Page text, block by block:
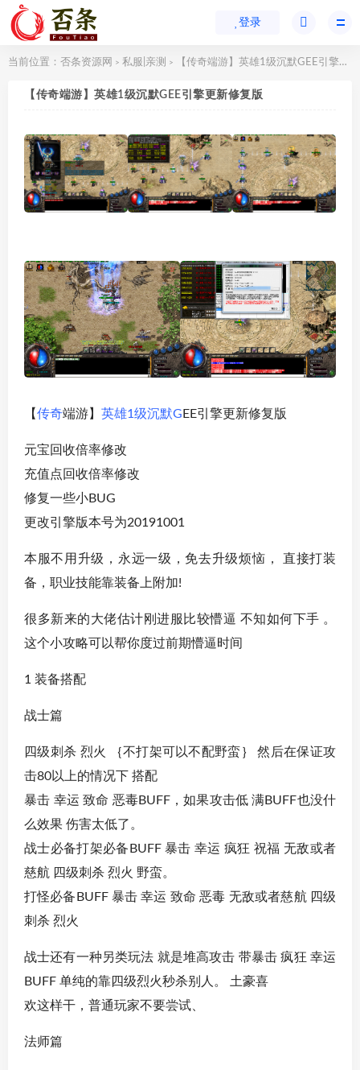
登录
当前位置： 否条资源网 > 私服|亲测 > 【传奇端游】英雄1级沉默GEE引擎更新修复版
【传奇端游】英雄1级沉默GEE引擎更新修复版
【传奇端游】 英雄1级沉默G EE引擎更新修复版
元宝回收倍率修改
充值点回收倍率修改
修复一些小BUG
更改引擎版本号为20191001
本服不用升级，永远一级，免去升级烦恼， 直接打装
备，职业技能靠装备上附加!
很多新来的大佬估计刚进服比较懵逼 不知如何下手 。
这个小攻略可以帮你度过前期懵逼时间
1 装备搭配
战士篇
四级刺杀 烈火 ｛不打架可以不配野蛮｝ 然后在保证攻
击80以上的情况下 搭配
暴击 幸运 致命 恶毒BUFF，如果攻击低 满BUFF也没什
么效果 伤害太低了。
战士必备打架必备BUFF 暴击 幸运 疯狂 祝福 无敌或者
慈航 四级刺杀 烈火 野蛮。
打怪必备BUFF 暴击 幸运 致命 恶毒 无敌或者慈航 四级
刺杀 烈火
战士还有一种另类玩法 就是堆高攻击 带暴击 疯狂 幸运
BUFF 单纯的靠四级烈火秒杀别人。 土豪喜
欢这样干，普通玩家不要尝试、
法师篇